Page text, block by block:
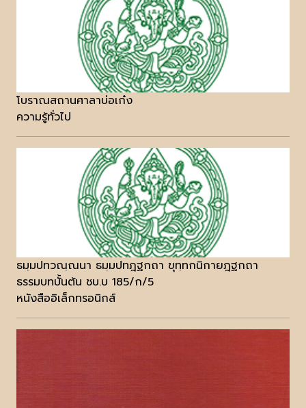
โบราณสถานศาลาบ่อเก๋ง
ความรู้ทั่วไป
ธมฺมปทวณฺณนา ธมฺมปทฎฐกถา ขุทฺทกนิกายฎฐกถา
ธรรมบทบั้นต้น ชบ.บ 185/ก/5
หนังสืออิเล็กทรอนิกส์